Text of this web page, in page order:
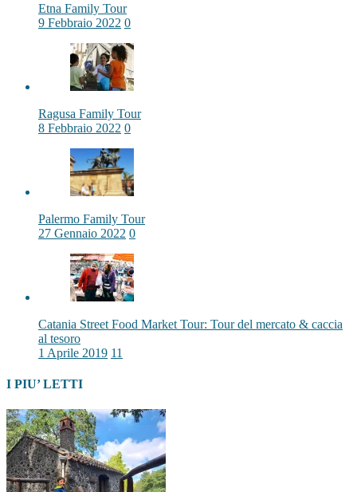
Etna Family Tour
9 Febbraio 2022 0
Ragusa Family Tour
8 Febbraio 2022 0
Palermo Family Tour
27 Gennaio 2022 0
Catania Street Food Market Tour: Tour del mercato & caccia
al tesoro
1 Aprile 2019 11
I PIU’ LETTI